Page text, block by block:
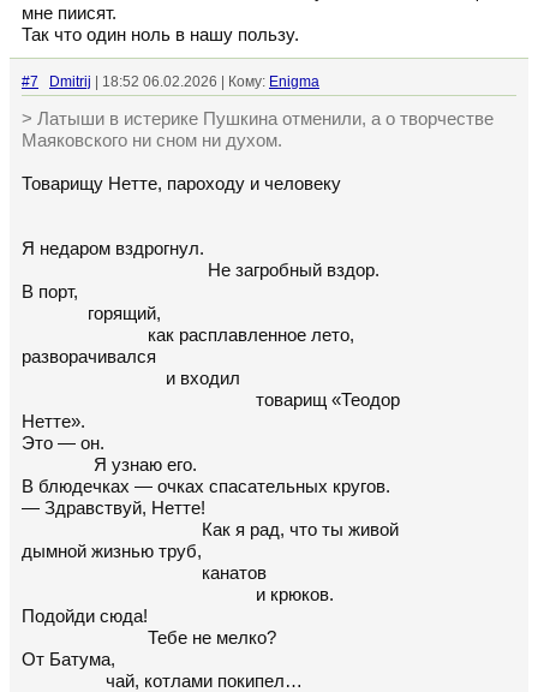
мне пиисят.
Так что один ноль в нашу пользу.
#7 Dmitrij | 18:52 06.02.2026 | Кому: Enigma
> Латыши в истерике Пушкина отменили, а о творчестве
Маяковского ни сном ни духом.
Товарищу Нетте, пароходу и человеку
Я недаром вздрогнул.
Не загробный вздор.
В порт,
горящий,
как расплавленное лето,
разворачивался
и входил
товарищ «Теодор
Нетте».
Это — он.
Я узнаю его.
В блюдечках — очках спасательных кругов.
— Здравствуй, Нетте!
Как я рад, что ты живой
дымной жизнью труб,
канатов
и крюков.
Подойди сюда!
Тебе не мелко?
От Батума,
чай, котлами покипел…